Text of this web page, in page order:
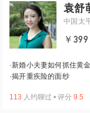
袁舒
中国太
￥399
·新婚小夫妻如何抓住黄
·揭开重疾险的面纱
113 人约聊过 • 评分 9.5